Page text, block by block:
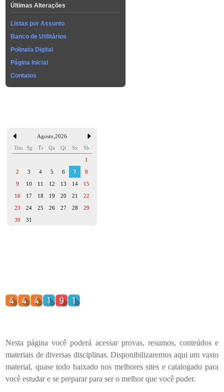
Últimas Alterações
Listas por Assunto
Banco de Utilitários
Polinata Digital
Página Inicial
Contatos
Agosto ,2026
Dm
Sg Tr Qa Qi Sx
Sb
1
2
3 4 5 6 7
8
9
10 11 12 13 14
15
16
17 18 19 20 21
22
23
24 25 26 27 28
29
30
31
Nesta página você poderá acessar provas, resumos, conteúdos e
materiais de diversas disciplinas. Disponibilizaremos aqui um vasto
material, quase todo baixado nos melhores sites e catalogado para
você estudar e se preparar para ser o melhor que você puder.